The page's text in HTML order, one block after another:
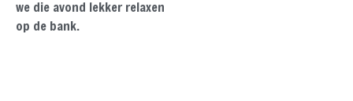
we die avond lekker relaxen
op de bank.